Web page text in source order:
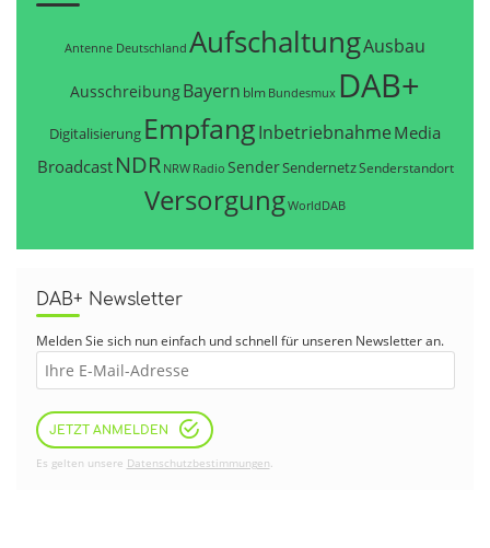
Antenne Deutschland AufschaltungAusbau
AusschreibungBayern blm Bundesmux DAB+
Digitalisierung EmpfangInbetriebnahme Media
Broadcast NDR NRW Radio SenderSendernetzSenderstandort
VersorgungWorldDAB
DAB+ Newsletter
Melden Sie sich nun einfach und schnell für unseren Newsletter an.
JETZT ANMELDEN
Es gelten unsere Datenschutzbestimmungen